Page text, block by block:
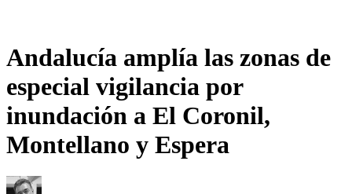
Andalucía amplía las zonas de
especial vigilancia por
inundación a El Coronil,
Montellano y Espera